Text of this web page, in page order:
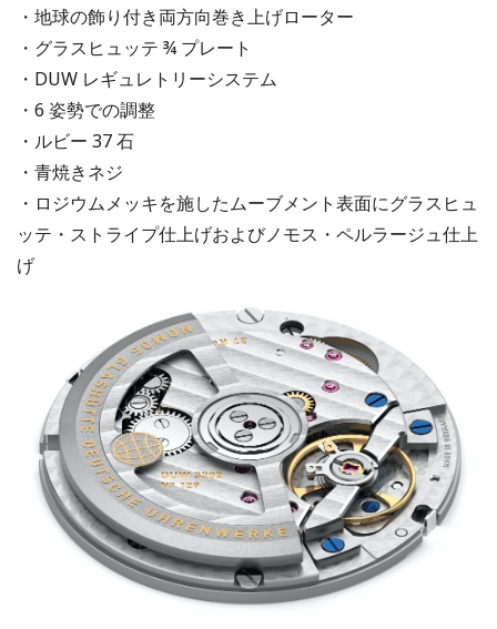
・地球の飾り付き両方向巻き上げローター
・グラスヒュッテ ¾ プレート
・DUW レギュレトリーシステム
・6 姿勢での調整
・ルビー 37 石
・青焼きネジ
・ロジウムメッキを施したムーブメント表面にグラスヒュ
ッテ・ストライプ仕上げおよびノモス・ペルラージュ仕上
げ